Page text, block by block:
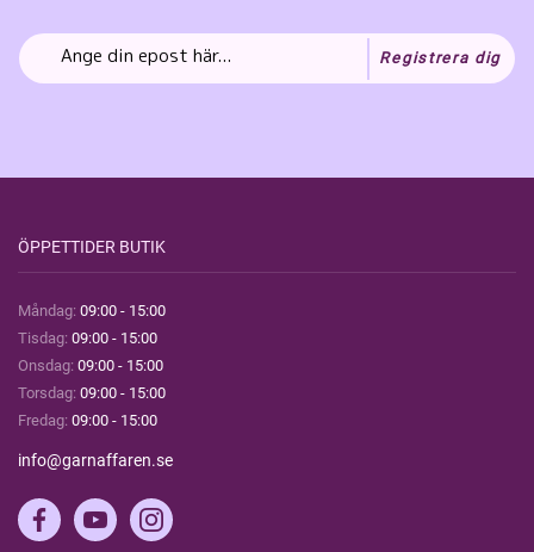
Registrera dig
ÖPPETTIDER BUTIK
Måndag: 09:00 - 15:00
Tisdag: 09:00 - 15:00
Onsdag: 09:00 - 15:00
Torsdag: 09:00 - 15:00
Fredag: 09:00 - 15:00
info@garnaffaren.se